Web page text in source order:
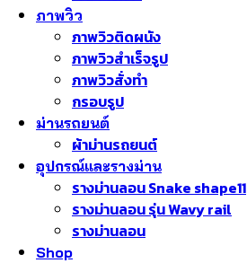
ภาพวิว
ภาพวิวติดผนัง
ภาพวิวสำเร็จรูป
ภาพวิวสั่งทำ
กรอบรูป
ม่านรถยนต์
ผ้าม่านรถยนต์
อุปกรณ์และรางม่าน
รางม่านลอน Snake shape11
รางม่านลอน รุ่น Wavy rail
รางม่านลอน
Shop